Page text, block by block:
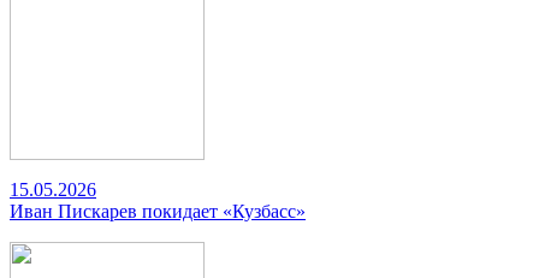
15.05.2026
Иван Пискарев покидает «Кузбасс»